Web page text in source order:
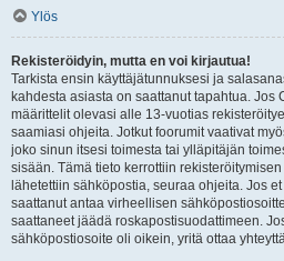
Ylös
Rekisteröidyin, mutta en voi kirjautua!
Tarkista ensin käyttäjätunnuksesi ja
kahdesta asiasta on saattanut tapahtua. Jos
määrittelit olevasi alle 13-vuotias
saamiasi ohjeita. Jotkut foorumit vaativat
joko sinun itsesi toimesta tai ylläpitäjän
sisään. Tämä tieto kerrottiin
lähetettiin sähköpostia, seuraa ohjeita. Jos
saattanut antaa virheellisen
saattaneet jäädä roskapostisuodattimeen.
sähköpostiosoite oli oikein, yritä ottaa